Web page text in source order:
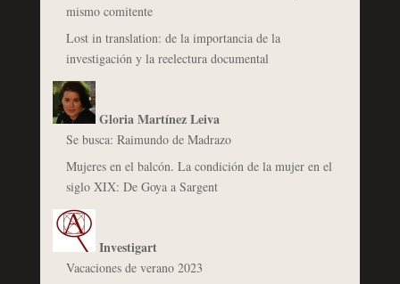
mismo comitente
Lost in translation: de la importancia de la
investigación y la reelectura documental
Gloria Martínez Leiva
Se busca: Raimundo de Madrazo
Mujeres en el balcón. La condición de la mujer en el
siglo XIX: De Goya a Sargent
Investigart
Vacaciones de verano 2023